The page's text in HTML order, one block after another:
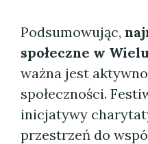
Podsumowując,
społeczne w
ważna jest
społeczności.
inicjatywy
przestrzeń do